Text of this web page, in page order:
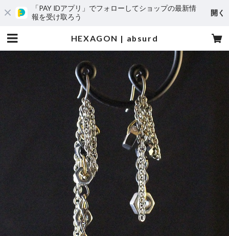
「PAY IDアプリ」でフォローしてショップの最新情
報を受け取ろう
開く
HEXAGON | absurd